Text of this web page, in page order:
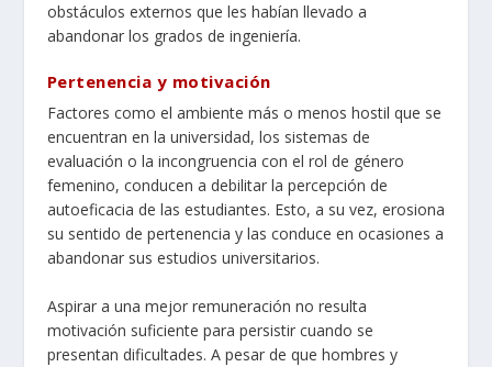
obstáculos externos que les habían llevado a
abandonar los grados de ingeniería.
Pertenencia y motivación
Factores como el ambiente más o menos hostil que se
encuentran en la universidad, los sistemas de
evaluación o la incongruencia con el rol de género
femenino, conducen a debilitar la percepción de
autoeficacia de las estudiantes. Esto, a su vez, erosiona
su sentido de pertenencia y las conduce en ocasiones a
abandonar sus estudios universitarios.
Aspirar a una mejor remuneración no resulta
motivación suficiente para persistir cuando se
presentan dificultades. A pesar de que hombres y